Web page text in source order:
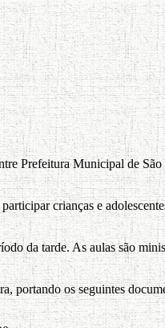
Prefeitura Municipal de
crianças e
da tarde. As aulas são
portando os seguintes